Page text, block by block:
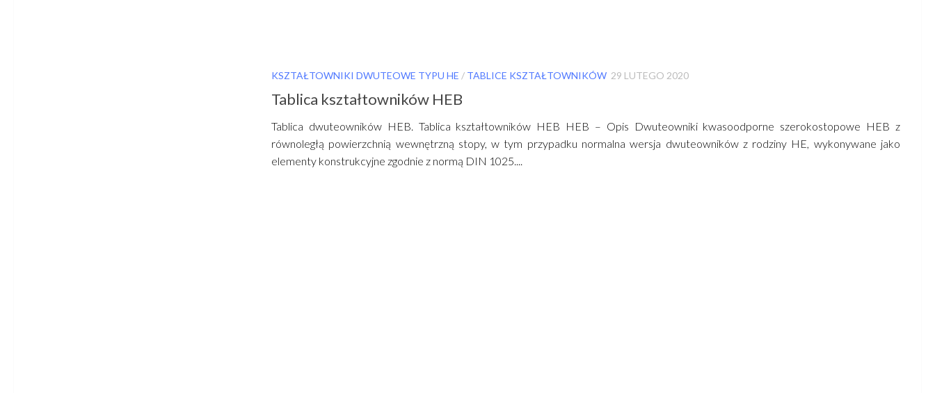
KSZTAŁTOWNIKI DWUTEOWE TYPU HE / TABLICE KSZTAŁTOWNIKÓW 29 LUTEGO 2020
Tablica kształtowników HEB
Tablica dwuteowników HEB. Tablica kształtowników HEB HEB – Opis Dwuteowniki kwasoodporne szerokostopowe HEB z
równoległą powierzchnią wewnętrzną stopy, w tym przypadku normalna wersja dwuteowników z rodziny HE, wykonywane jako
elementy konstrukcyjne zgodnie z normą DIN 1025....